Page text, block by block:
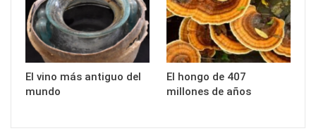
El vino más antiguo del
mundo
El hongo de 407
millones de años